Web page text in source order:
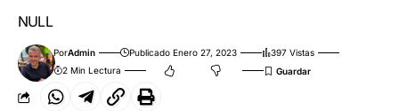
NULL
PorAdmin Publicado Enero 27, 2023
397 Vistas
2 Min Lectura